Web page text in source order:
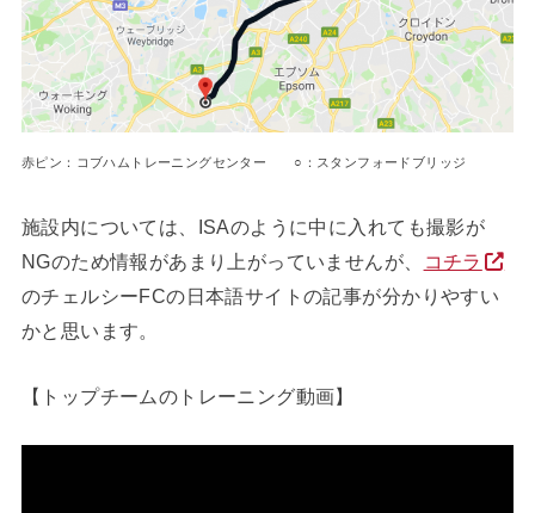
赤ピン：コブハムトレーニングセンター ○：スタンフォードブリッジ
施設内については、ISAのように中に入れても撮影が
NGのため情報があまり上がっていませんが、
コチラ
のチェルシーFCの日本語サイトの記事が分かりやすい
かと思います。
【トップチームのトレーニング動画】